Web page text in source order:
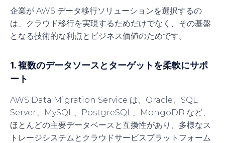
企業が AWS データ移行ソリューションを選択するの
は、クラウド移行を実現するためだけでなく、その基盤
となる技術的な利点とビジネス価値のためです。
1. 複数のデータソースとターゲットを柔軟にサポ
ート
AWS Data Migration Service は、Oracle、SQL
Server、MySQL、PostgreSQL、MongoDB など、
ほとんどの主要データベースと互換性があり、多様なス
トレージシステムとクラウドサービスプラットフォーム